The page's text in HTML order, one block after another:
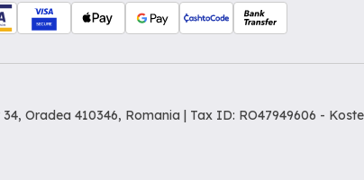
Oradea 410346, Romania | Tax ID: RO47949606 -